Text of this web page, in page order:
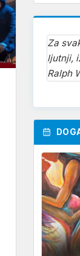
Za
ljutnji,
Ralph